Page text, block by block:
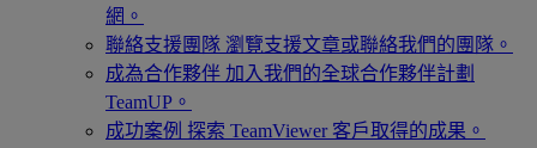
網。
聯絡支援團隊 瀏覽支援文章或聯絡我們的團隊。
成為合作夥伴 加入我們的全球合作夥伴計劃
TeamUP。
成功案例 探索 TeamViewer 客戶取得的成果。